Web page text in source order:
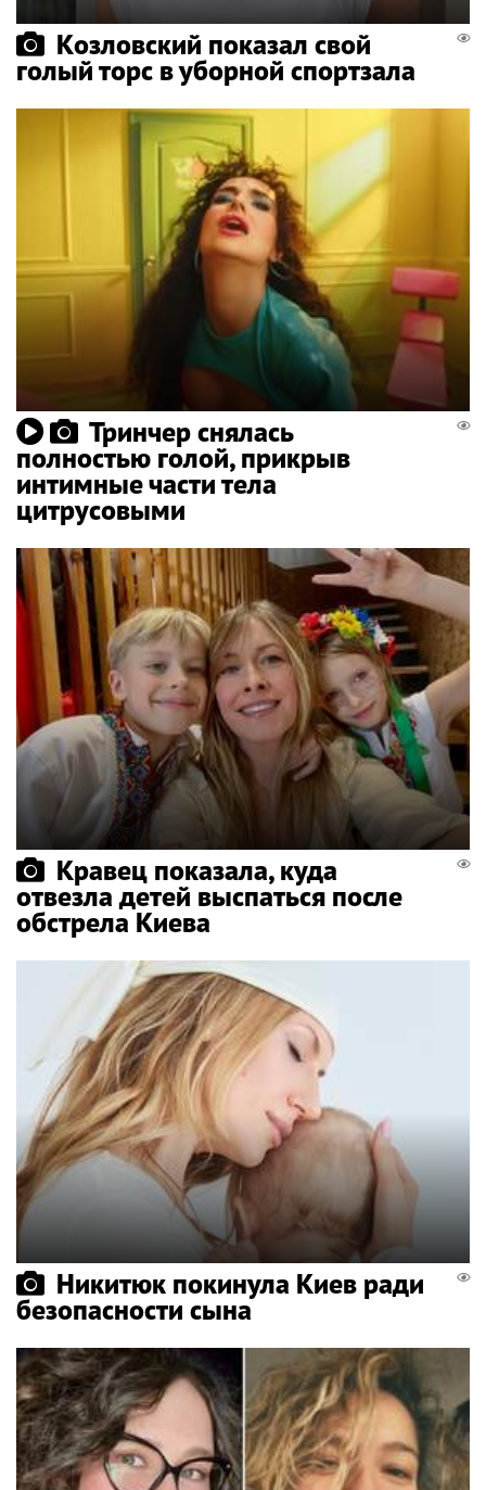
Козловский показал свой
голый торс в уборной спортзала
Тринчер снялась
полностью голой, прикрыв
интимные части тела
цитрусовыми
Кравец показала, куда
отвезла детей выспаться после
обстрела Киева
Никитюк покинула Киев ради
безопасности сына